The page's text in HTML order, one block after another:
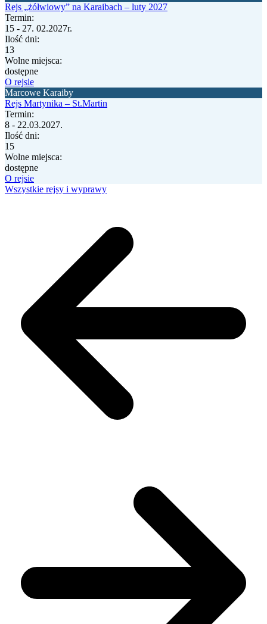
Rejs „żółwiowy” na Karaibach – luty 2027
Termin:
15 - 27. 02.2027r.
Ilość dni:
13
Wolne miejsca:
dostępne
O rejsie
Marcowe Karaiby
Rejs Martynika – St.Martin
Termin:
8 - 22.03.2027.
Ilość dni:
15
Wolne miejsca:
dostępne
O rejsie
Wszystkie rejsy i wyprawy